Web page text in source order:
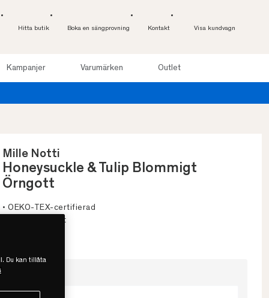
Hitta butik Boka en sängprovning Kontakt Visa kundvagn
Kampanjer Varumärken Outlet
Mille Notti
Honeysuckle & Tulip Blommigt
Örngott
• OEKO-TEX-certifierad
• Hög trådtäthet
Du kan tillåta